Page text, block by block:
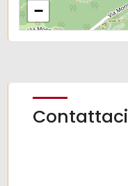
−
Contattaci